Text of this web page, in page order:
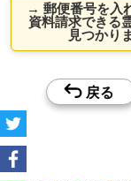
→ 郵便番号を入
資料請求できる
見つかり